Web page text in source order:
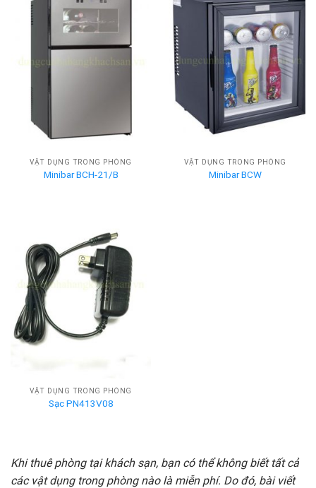
VẬT DỤNG TRONG PHÒNG
Minibar BCH-21/B
VẬT DỤNG TRONG PHÒNG
Minibar BCW
VẬT DỤNG TRONG PHÒNG
Sạc PN413V08
Khi thuê phòng tại khách sạn, bạn có thể không biết tất cả
các vật dụng trong phòng nào là miễn phí. Do đó, bài viết